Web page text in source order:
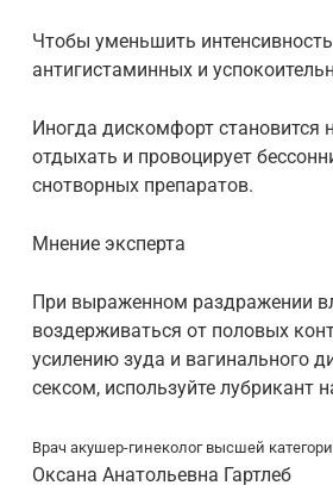
Чтобы уменьшить
антигистаминных и
Иногда дискомфорт становится
отдыхать и провоцирует
снотворных препаратов.
Мнение эксперта
При выраженном раздражении
воздерживаться от половых
усилению зуда и вагинального
сексом, используйте лубрикант
Врач акушер-гинеколог высшей
Оксана Анатольевна Гартлеб